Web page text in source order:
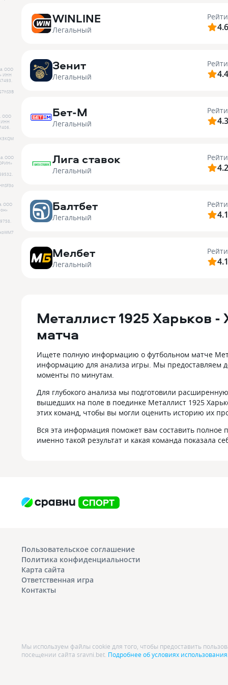
WINLINE
Легальный
Зенит
Легальный
Бет-М
Легальный 4.3
ООО
ИНН
.
Лига ставок
Легальный
ООО
ИНН
.
Балтбет
Легальный
ООО
.
Мелбет
Легальный
ООО
.
Металлист 1925 Харьков
матча
Ищете полную информацию о футбольном матче
информацию для анализа игры. Мы предоставляем
моменты по минутам.
Для глубокого анализа мы подготовили
вышедших на поле в поединке Металлист 1925
этих команд, чтобы вы могли оценить историю их
Вся эта информация поможет вам составить полное
именно такой результат и какая команда показала
Пользовательское соглашение
Политика конфиденциальности
Карта сайта
Ответственная игра
Контакты
Мы используем файлы cookie для того, чтобы предоставить
посещении сайта sravni.bet. Подробнее об условиях использования.